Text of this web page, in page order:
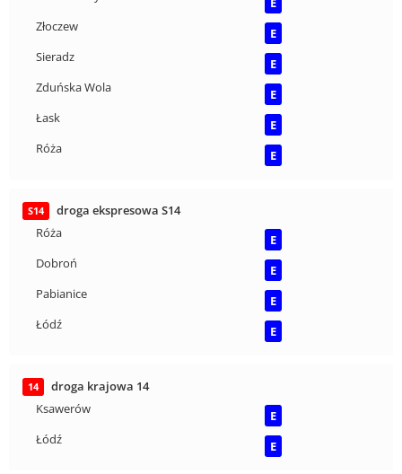
Złoczew
E
Sieradz
E
Zduńska Wola
E
Łask
E
Róża
E
S14
droga ekspresowa S14
Róża
E
Dobroń
E
Pabianice
E
Łódź
E
14
droga krajowa 14
Ksawerów
E
Łódź
E